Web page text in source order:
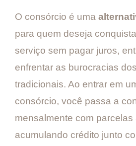
O consórcio é uma
para quem deseja
serviço sem pagar juros,
enfrentar as burocracias
tradicionais. Ao entrar em
consórcio, você passa a
mensalmente com
acumulando crédito junto